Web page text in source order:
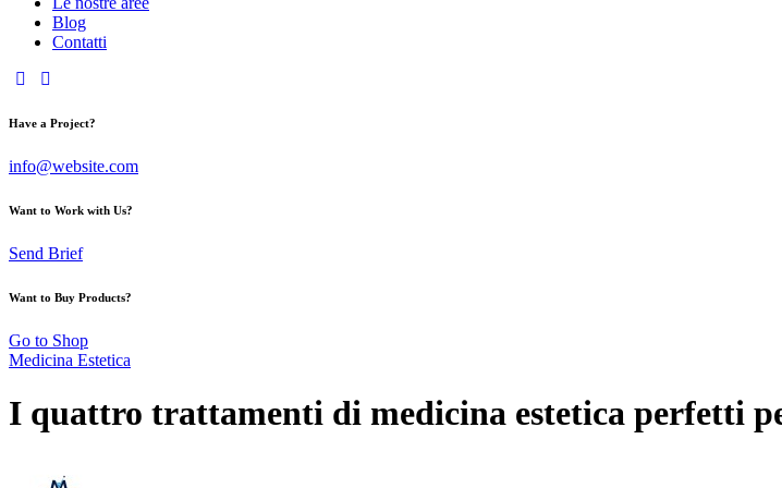
Blog
Contatti
Have a Project?
info@website.com
Want to Work with Us?
Send Brief
Want to Buy Products?
Go to Shop
Medicina Estetica
I quattro trattamenti di medicina estetica perfetti